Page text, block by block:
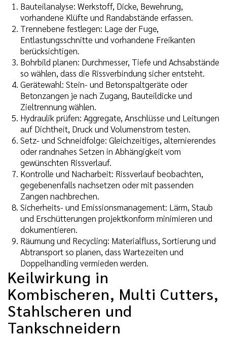
Bauteilanalyse: Werkstoff, Dicke, Bewehrung,
vorhandene Klüfte und Randabstände erfassen.
Trennebene festlegen: Lage der Fuge,
Entlastungsschnitte und vorhandene Freikanten
berücksichtigen.
Bohrbild planen: Durchmesser, Tiefe und Achsabstände
so wählen, dass die Rissverbindung sicher entsteht.
Gerätewahl: Stein- und Betonspaltgeräte oder
Betonzangen je nach Zugang, Bauteildicke und
Zieltrennung wählen.
Hydraulik prüfen: Aggregate, Anschlüsse und Leitungen
auf Dichtheit, Druck und Volumenstrom testen.
Setz- und Schneidfolge: Gleichzeitiges, alternierendes
oder randnahes Setzen in Abhängigkeit vom
gewünschten Rissverlauf.
Kontrolle und Nacharbeit: Rissverlauf beobachten,
gegebenenfalls nachsetzen oder mit passenden
Zangen nachbrechen.
Sicherheits- und Emissionsmanagement: Lärm, Staub
und Erschütterungen projektkonform minimieren und
dokumentieren.
Räumung und Recycling: Materialfluss, Sortierung und
Abtransport so planen, dass Wartezeiten und
Doppelhandling vermieden werden.
Keilwirkung in
Kombischeren, Multi Cutters,
Stahlscheren und
Tankschneidern